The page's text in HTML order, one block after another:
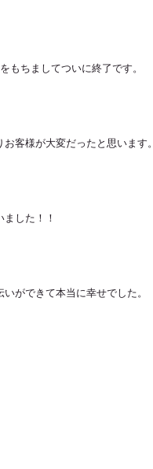
もちましてついに終了です。
客様が大変だったと思います。
した！！
ができて本当に幸せでした。